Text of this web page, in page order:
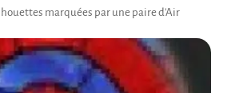
marquées par une paire d'Air